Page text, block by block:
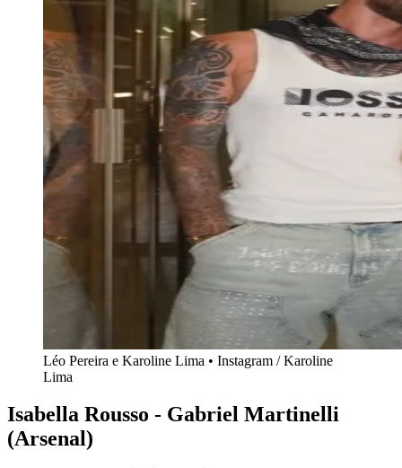
Léo Pereira e Karoline Lima • Instagram / Karoline
Lima
Isabella Rousso - Gabriel Martinelli
(Arsenal)